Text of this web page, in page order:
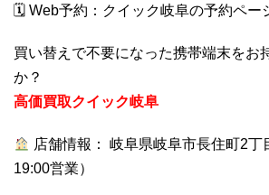
🗓 Web予約： クイック岐阜の予約ペー
買い替えで不要になった携帯端末をお
か？
高価買取クイック岐阜
店舗情報： 岐阜県岐阜市長住町2丁
19:00営業）